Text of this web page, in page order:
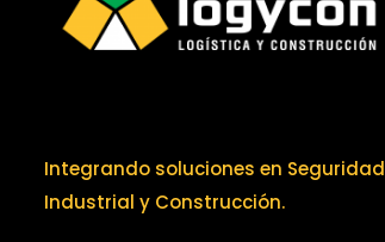
Integrando soluciones en Seguridad
Industrial y Construcción.